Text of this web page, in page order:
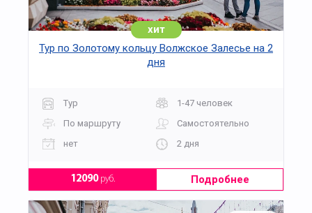
хит
Тур по Золотому кольцу Волжское Залесье на 2
дня
Тур
1-47 человек
По маршруту
Самостоятельно
нет
2 дня
12090руб. Подробнее